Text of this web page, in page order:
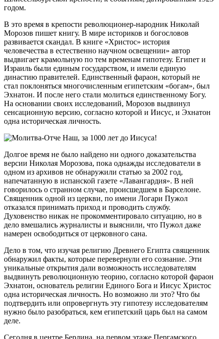
годом.
В это время в крепости революционер-народник Николай
Морозов пишет книгу. В мире историков и богословов
развивается скандал. В книге «Христос» история
человечества в естественно научном освещении» автор
выдвигает крамольную по тем временам гипотезу. Египет и
Израиль были единым государством, и имели единую
династию правителей. Единственный фараон, который не
стал поклоняться многочисленным египетским «богам», был
Эхнатон. И после него стали молиться единственному Богу.
На основании своих исследований, Морозов выдвинул
сенсационную версию, согласно которой и Иисус, и Эхнатон
одна историческая личность.
Долгое время не было найдено ни одного доказательства
версии Николая Морозова, пока однажды исследователи в
одном из архивов не обнаружили статью за 2002 год,
напечатанную в испанской газете «Лавангардия». В ней
говорилось о странном случае, происшедшем в Барселоне.
Священник одной из церкви, по имени Логари Пужол
отказался принимать приход и проводить службу.
Духовенство никак не прокомментировало ситуацию, но в
дело вмешались журналисты и выяснили, что Пужол даже
намерен освободиться от церковного сана.
Дело в том, что изучая религию Древнего Египта священник
обнаружил факты, которые перевернули его сознание. Эти
уникальные открытия дали возможность исследователям
выдвинуть революционную теорию, согласно которой фараон
Эхнатон, основатель религии Единого Бога и Иисус Христос
одна историческая личность. Но возможно ли это? Что бы
подтвердить или опровергнуть эту гипотезу исследователям
нужно было разобраться, кем египетский царь был на самом
деле.
Сегодня в центре Берлина, на первом этаже Пергамского